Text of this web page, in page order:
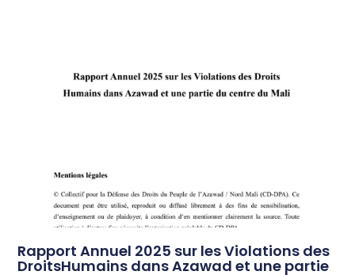
Rapport Annuel 2025 sur les Violations des
DroitsHumains dans Azawad et une partie